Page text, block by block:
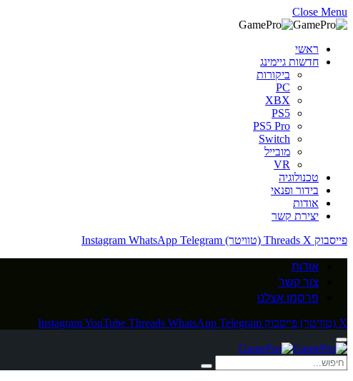
Close Menu
ראשי
חדשות גיימינג
ביקורות
PC
XBX
PS5
PS5 Pro
Switch
מובייל
VR
טכנולוגיה
בידור ופנאי
אודות
יצירת קשר
פייסבוק
Threads X (טוויטר) Instagram WhatsApp Telegram
אודות
צור קשר
פרסמו אצלנו
X (טוויטר) פייסבוק InstagramYouTube Threads WhatsApp Telegram